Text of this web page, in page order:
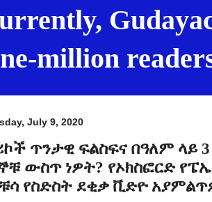
million
July 9, 2020
ጥንታዊ ፍልስፍና በዓለም ላይ
ውስጥ ነዎት? የኦክስፎርድ
የስድስት ደቂቃ ቪድዮ